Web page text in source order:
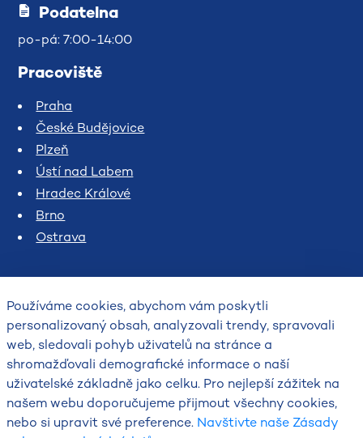
Podatelna
po-pá: 7:00-14:00
Pracoviště
Praha
České Budějovice
Plzeň
Ústí nad Labem
Hradec Králové
Brno
Ostrava
2026
Český hydrometeorologický ústav
Používáme cookies, abychom vám poskytli
personalizovaný obsah, analyzovali trendy, spravovali
web, sledovali pohyb uživatelů na stránce a
shromažďovali demografické informace o naší
uživatelské základně jako celku. Pro nejlepší zážitek na
našem webu doporučujeme přijmout všechny cookies,
nebo si upravit své preference. Navštivte naše Zásady